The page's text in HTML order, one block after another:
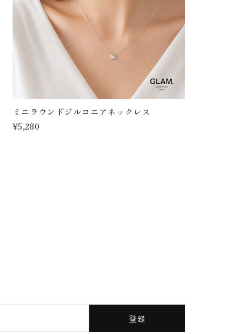
ミニラウンドジルコニアネックレス
¥5,280
登録